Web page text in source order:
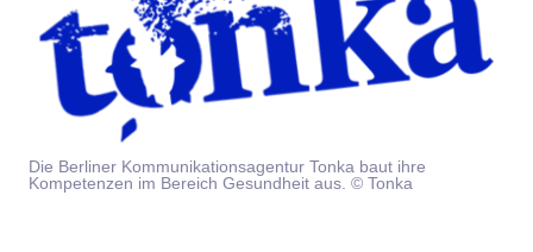
Jubiläum
Newsletter
Mediadaten
Themen
Die Berliner Kommunikationsagentur Tonka baut ihre
Kompetenzen im Bereich Gesundheit aus. © Tonka